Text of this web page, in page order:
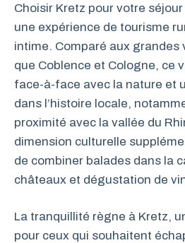
Choisir Kretz pour votre
une expérience de tourisme
intime. Comparé aux grandes
que Coblence et Cologne, ce
face-à-face avec la nature et
dans l’histoire locale,
proximité avec la vallée du
dimension culturelle
de combiner balades dans la
châteaux et dégustation de
La tranquillité règne à Kretz,
pour ceux qui souhaitent